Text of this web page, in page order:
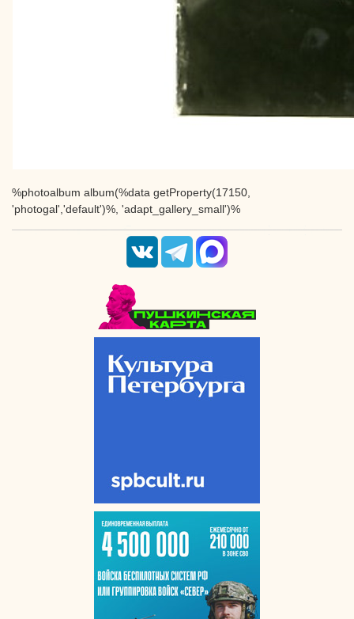
%photoalbum album(%data getProperty(17150,
'photogal','default')%, 'adapt_gallery_small')%